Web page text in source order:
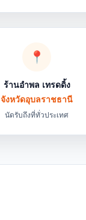
📍
ร้านอำพล เทรดดิ้ง
จังหวัดอุบลราชธานี
นัดรับถึงที่ทั่วประเทศ